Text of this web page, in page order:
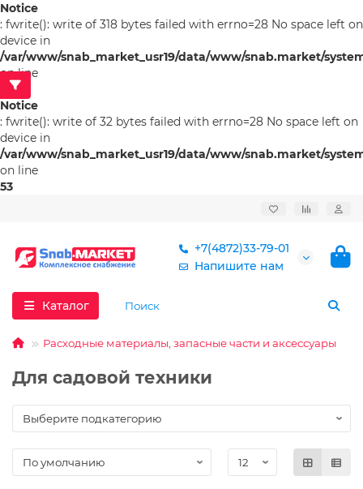
Notice
: fwrite(): write of 318 bytes failed with errno=28 No space left on
device in
/var/www/snab_market_usr19/data/www/snab.market/
on line
53
Notice
: fwrite(): write of 32 bytes failed with errno=28 No space left on
device in
/var/www/snab_market_usr19/data/www/snab.market/
on line
53
+7(4872)33-79-01
Напишите нам
Каталог
Расходные материалы, запасные части и аксессуары
Для садовой техники